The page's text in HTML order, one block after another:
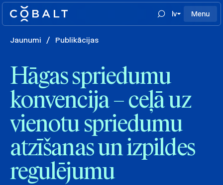
lv Menu
Jaunumi / Publikācijas
Hāgas spriedumu
konvencija – ceļā uz
vienotu spriedumu
atzīšanas un izpildes
regulējumu